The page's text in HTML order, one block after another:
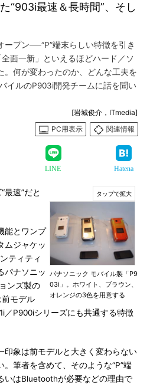
“903i最速＆長時間”、そし
プン──“P”端末らしい特徴を引き
面一新」といえるほどハード／ソ
。何が変わったのか、どんな工夫を
イルのP903i開発チームに話を聞い
[岩城俊介，ITmedia]
PC用表示
関連情報
LINE Hatena
パナソニック モバイル製「P9
03i」。ホワイト、ブラウン、
オレンジの3色を用意する
速”だと
能とワンプ
ムジャケッ
ティティ
パナソニッ
ンズ製の
前モデル
／P900iシリーズにも共通する特徴
象は前モデルと大きく変わらない
筆者を含めて、そのような“P”端
いはBluetoothが必要などの理由で